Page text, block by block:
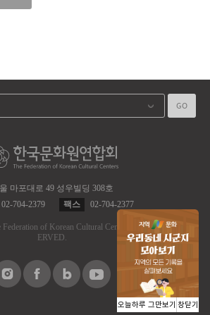
마포대로 49 성우빌딩 308호
02-704-2379 팩스 02-704-2377
Federation of Korean Cultural Centers.
ALL RIGHT RES
ERVED.
GO
오늘하루 그만보기 창닫기